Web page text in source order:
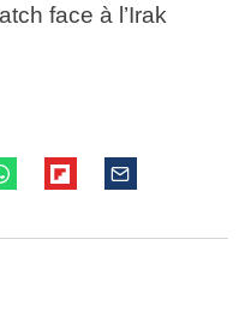
face à l’Irak